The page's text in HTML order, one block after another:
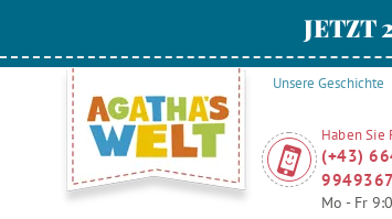
JETZT
Unsere Geschichte
Haben Sie
(+43)
Mo - Fr